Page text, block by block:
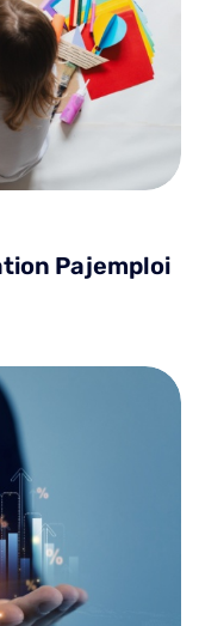
Pajemploi